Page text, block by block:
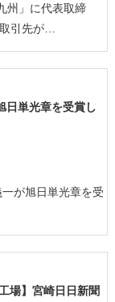
州」に代表取締
引先が…
日単光章を受賞し
が旭日単光章を受
場】宮崎日日新聞